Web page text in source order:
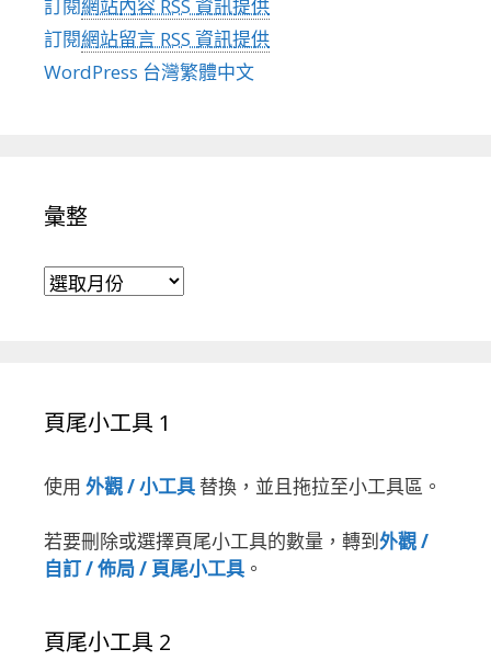
訂閱網站內容 RSS 資訊提供
訂閱網站留言 RSS 資訊提供
WordPress 台灣繁體中文
彙整
彙整
頁尾小工具 1
使用 外觀 / 小工具 替換，並且拖拉至小工具區。
若要刪除或選擇頁尾小工具的數量，轉到外觀 /
自訂 / 佈局 / 頁尾小工具 。
頁尾小工具 2